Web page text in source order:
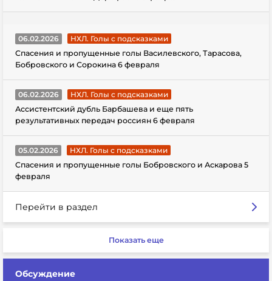
06.02.2026
НХЛ. Голы с подсказками
Спасения и пропущенные голы Василевского, Тарасова,
Бобровского и Сорокина 6 февраля
06.02.2026
НХЛ. Голы с подсказками
Ассистентский дубль Барбашева и еще пять
результативных передач россиян 6 февраля
05.02.2026
НХЛ. Голы с подсказками
Спасения и пропущенные голы Бобровского и Аскарова 5
февраля
Перейти в раздел
Показать еще
Обсуждение